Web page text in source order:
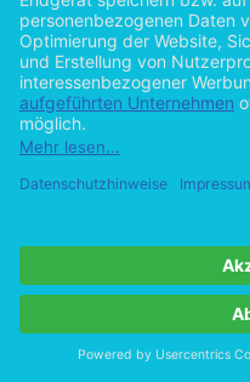
Datenschutz
AGB
Vertrag widerrufen
Zur Desktop-Version
Copyright ©Imprint in der
by Open Publishing
Cookie-Einstellungen